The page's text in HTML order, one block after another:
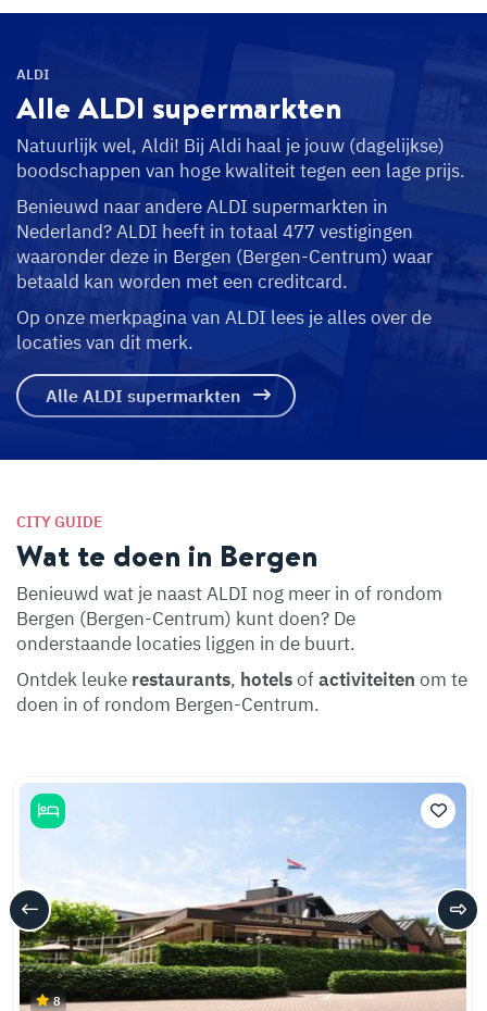
ALDI
Alle ALDI supermarkten
Natuurlijk wel, Aldi! Bij Aldi haal je jouw (dagelijkse)
boodschappen van hoge kwaliteit tegen een lage prijs.
Benieuwd naar andere ALDI supermarkten in
Nederland? ALDI heeft in totaal 477 vestigingen
waaronder deze in Bergen (Bergen-Centrum) waar
betaald kan worden met een creditcard.
Op onze merkpagina van ALDI lees je alles over de
locaties van dit merk.
Alle ALDI supermarkten
CITY GUIDE
Wat te doen in Bergen
Benieuwd wat je naast ALDI nog meer in of rondom
Bergen (Bergen-Centrum) kunt doen? De
onderstaande locaties liggen in de buurt.
Ontdek leuke restaurants, hotelsofactiviteiten om te
doen in of rondom Bergen-Centrum.
8